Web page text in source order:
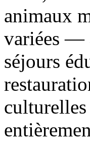
animaux
variées —
séjours